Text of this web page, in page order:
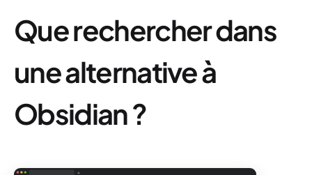
Que rechercher dans
une alternative à
Obsidian ?